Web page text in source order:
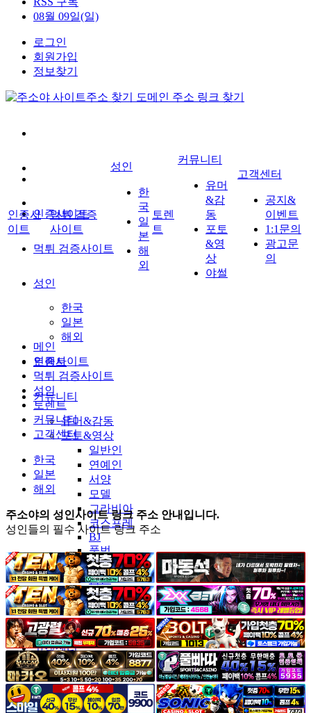
08월 09일(일)
로그인
회원가입
정보찾기
인증사이트
먹튀 검증사이트
성인
한국
일본
해외
토렌트
커뮤니티
유머&감동
포토&영상
일반인
연예인
서양
모델
그라비아
코스프레
BJ
품번
후방주의
움짤
스포츠
기타
야썰
고객센터
공지&이벤트
공지
1:1문의
인증사
이트
먹튀 검증
사이트
성인
한
국
일
본
해
외
토렌
트
커뮤니티
유머
&감
동
포토
&영
상
야썰
고객센터
공지&
이벤트
1:1문의
광고문
의
메인
인증사이트
먹튀 검증사이트
성인
토렌트
커뮤니티
고객센터
한국
일본
해외
주소야의 성인사이트 링크 주소 안내입니다.
성인들의 필수 사이트 링크 주소